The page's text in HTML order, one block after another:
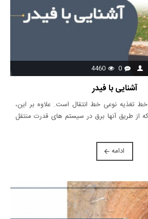
0
4460
آشنایی با فیدر
تغذیه نوعی خط انتقال است. علاوه بر این،
از طریق آنها برق در سیستم های قدرت منتقل
ادامه